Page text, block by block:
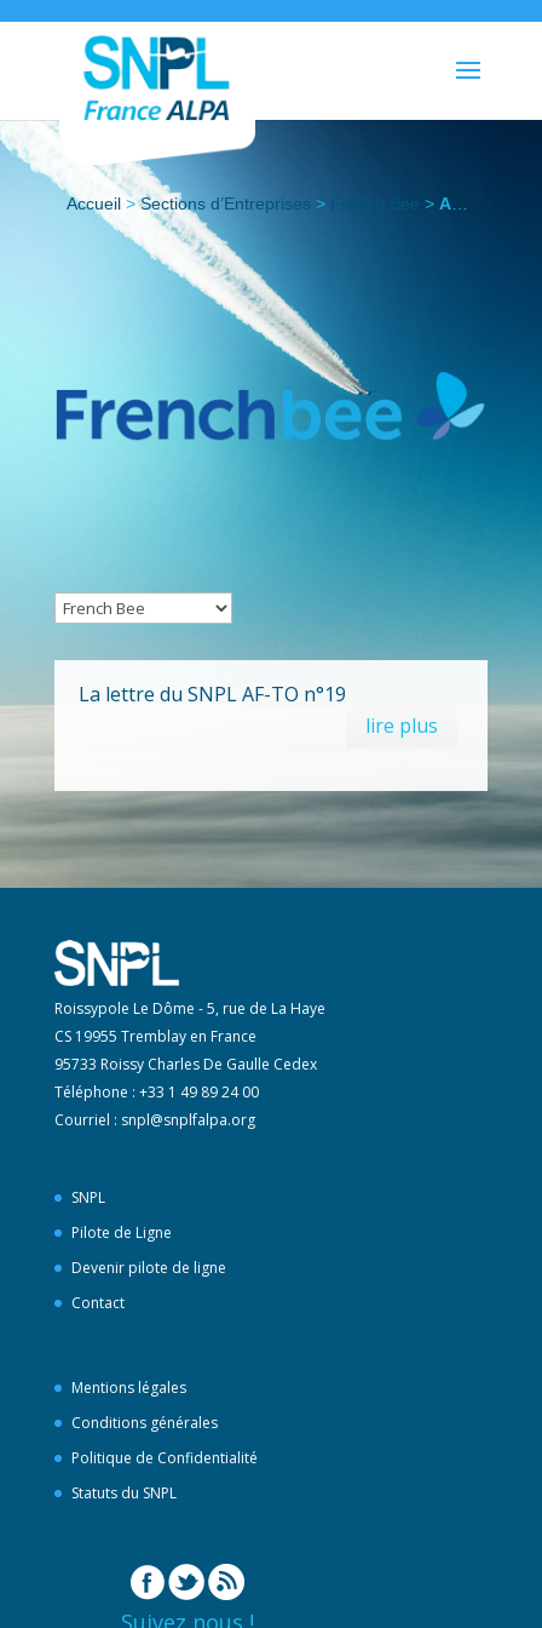
Accueil>Sections d’Entreprises > French Bee > Actualités
La lettre du SNPL AF-TO n°19
lire plus
Roissypole Le Dôme - 5, rue de La Haye
CS 19955 Tremblay en France
95733 Roissy Charles De Gaulle Cedex
Téléphone : +33 1 49 89 24 00
Courriel : snpl@snplfalpa.org
SNPL
Pilote de Ligne
Devenir pilote de ligne
Contact
Mentions légales
Conditions générales
Politique de Confidentialité
Statuts du SNPL